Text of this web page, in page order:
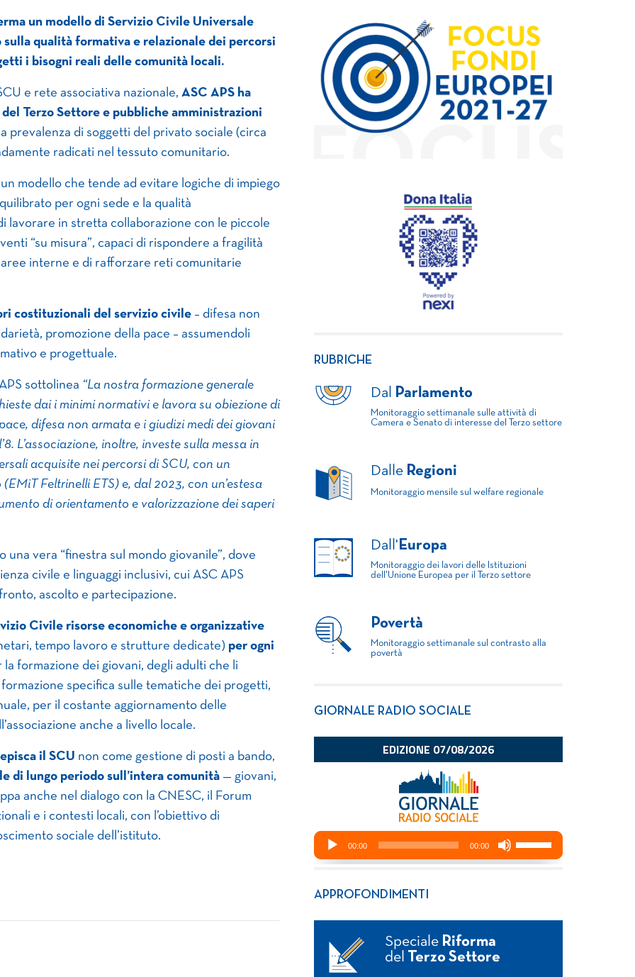
un modello di Servizio Civile Universale
qualità formativa e relazionale dei percorsi
i bisogni reali delle comunità locali.
e rete associativa nazionale, ASC APS ha
Terzo Settore e pubbliche amministrazioni
prevalenza di soggetti del privato sociale (circa
radicati nel tessuto comunitario.
un modello che tende ad evitare logiche di impiego
per ogni sede e la qualità
lavorare in stretta collaborazione con le piccole
“su misura”, capaci di rispondere a fragilità
interne e di rafforzare reti comunitarie
costituzionali del servizio civile – difesa non
promozione della pace – assumendoli
e progettuale.
sottolinea “La nostra formazione generale
dai i minimi normativi e lavora su obiezione di
difesa non armata e i giudizi medi dei giovani
L’associazione, inoltre, investe sulla messa in
acquisite nei percorsi di SCU, con un
Feltrinelli ETS) e, dal 2023, con un’estesa
di orientamento e valorizzazione dei saperi
vera “finestra sul mondo giovanile”, dove
civile e linguaggi inclusivi, cui ASC APS
ascolto e partecipazione.
Civile risorse economiche e organizzative
tempo lavoro e strutture dedicate) per ogni
la formazione dei giovani, degli adulti che li
specifica sulle tematiche dei progetti,
per il costante aggiornamento delle
anche a livello locale.
il SCU non come gestione di posti a bando,
di lungo periodo sull’intera comunità — giovani,
anche nel dialogo con la CNESC, il Forum
e i contesti locali, con l’obiettivo di
sociale dell’istituto.
RUBRICHE
Dal Parlamento
Monitoraggio settimanale sulle attività di
Camera e Senato di interesse del Terzo settore
Dalle Regioni
Monitoraggio mensile sul welfare regionale
Dall' Europa
Monitoraggio dei lavori delle Istituzioni
dell'Unione Europea per il Terzo settore
Povertà
Monitoraggio settimanale sul contrasto alla
povertà
GIORNALE RADIO SOCIALE
APPROFONDIMENTI
Speciale Riforma
del
Terzo Settore